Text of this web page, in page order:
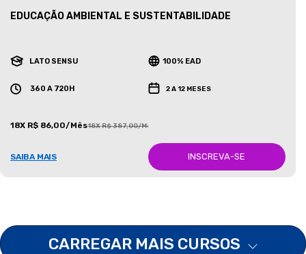
EDUCAÇÃO AMBIENTAL E SUSTENTABILIDADE
LATO SENSU 100% EAD
360 A 720H 2 A 12 MESES
18X R$ 86,00/Mês18X R$ 387,00/Mês
SAIBA MAIS INSCREVA-SE
CARREGAR MAIS CURSOS